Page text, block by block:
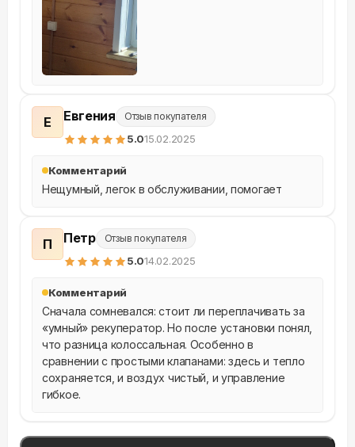
Е Евгения Отзыв покупателя
5.015.02.2025
Комментарий
Нещумный, легок в обслуживании, помогает
П Петр Отзыв покупателя
5.014.02.2025
Комментарий
Сначала сомневался: стоит ли переплачивать за
«умный» рекуператор. Но после установки понял,
что разница колоссальная. Особенно в
сравнении с простыми клапанами: здесь и тепло
сохраняется, и воздух чистый, и управление
гибкое.